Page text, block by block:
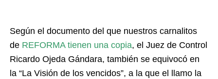
Según el documento del que nuestros carnalitos
de REFORMA tienen una copia, el Juez de Control
Ricardo Ojeda Gándara, también se equivocó en
la “La Visión de los vencidos”, a la que el llamo la